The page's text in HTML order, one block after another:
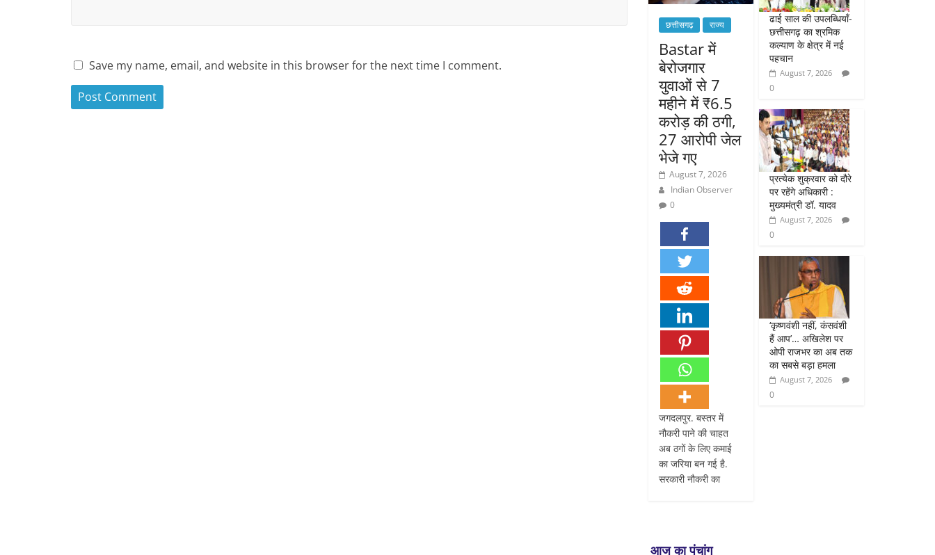
Save my name, email, and website in this browser for the next time I comment.
छत्तीसगढ़ राज्य
Bastar में
बेरोजगार
युवाओं से 7
महीने में ₹6.5
करोड़ की ठगी,
27 आरोपी जेल
भेजे गए
August 7, 2026
Indian Observer
0
जगदलपुर. बस्तर में
नौकरी पाने की चाहत
अब ठगों के लिए कमाई
का जरिया बन गई है.
सरकारी नौकरी का
ढाई साल की उपलब्धियाँ-
छत्तीसगढ़ का श्रमिक
कल्याण के क्षेत्र में नई
पहचान
August 7, 2026
0
प्रत्येक शुक्रवार को दौरे
पर रहेंगे अधिकारी :
मुख्यमंत्री डॉ. यादव
August 7, 2026
0
‘कृष्णवंशी नहीं, कंसवंशी
हैं आप’… अखिलेश पर
ओपी राजभर का अब तक
का सबसे बड़ा हमला
August 7, 2026
0
आज का पंचांग